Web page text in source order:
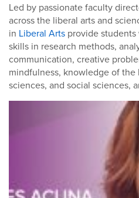
Led by passionate faculty
across the liberal arts and
in Liberal Arts provide
skills in research methods,
communication, creative
mindfulness, knowledge of the
sciences, and social sciences,